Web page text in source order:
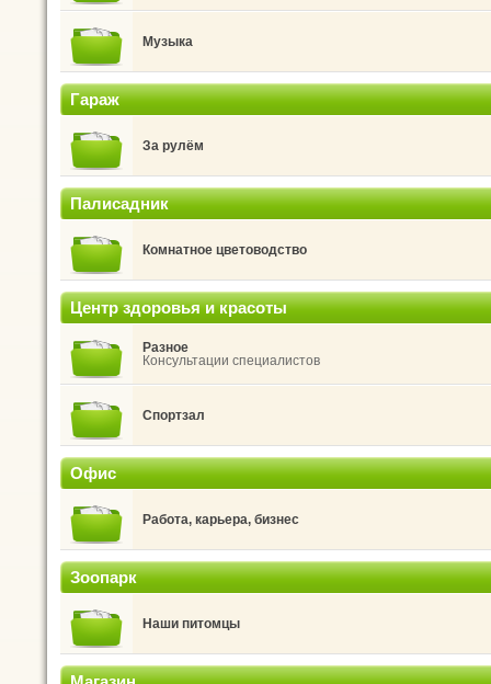
Музыка
Гараж
За рулём
Палисадник
Комнатное цветоводство
Центр здоровья и красоты
Разное
Консультации специалистов
Спортзал
Офис
Работа, карьера, бизнес
Зоопарк
Наши питомцы